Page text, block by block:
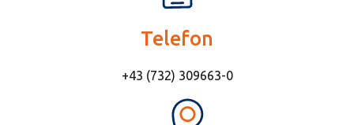
Telefon
+43 (732) 309663-0